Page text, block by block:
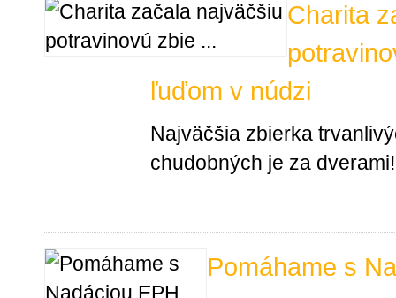
Charita
ľuďom v núdzi
Najväčšia zbierka
chudobných je za dverami!
Pomáhame s